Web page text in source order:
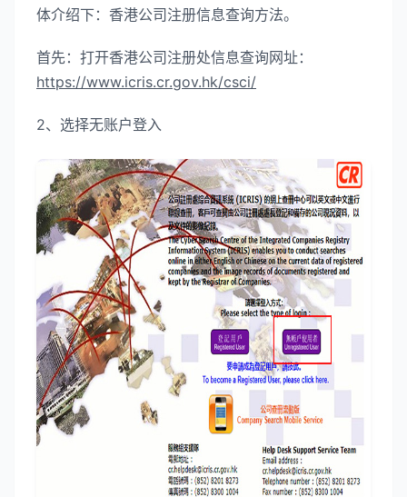
体介绍下：香港公司注册信息查询方法。
首先：打开香港公司注册处信息查询网址：
https://www.icris.cr.gov.hk/csci/
2、选择无账户登入